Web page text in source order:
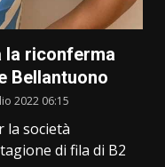
la riconferma
Bellantuono
2022 06:15
la società
di fila di B2